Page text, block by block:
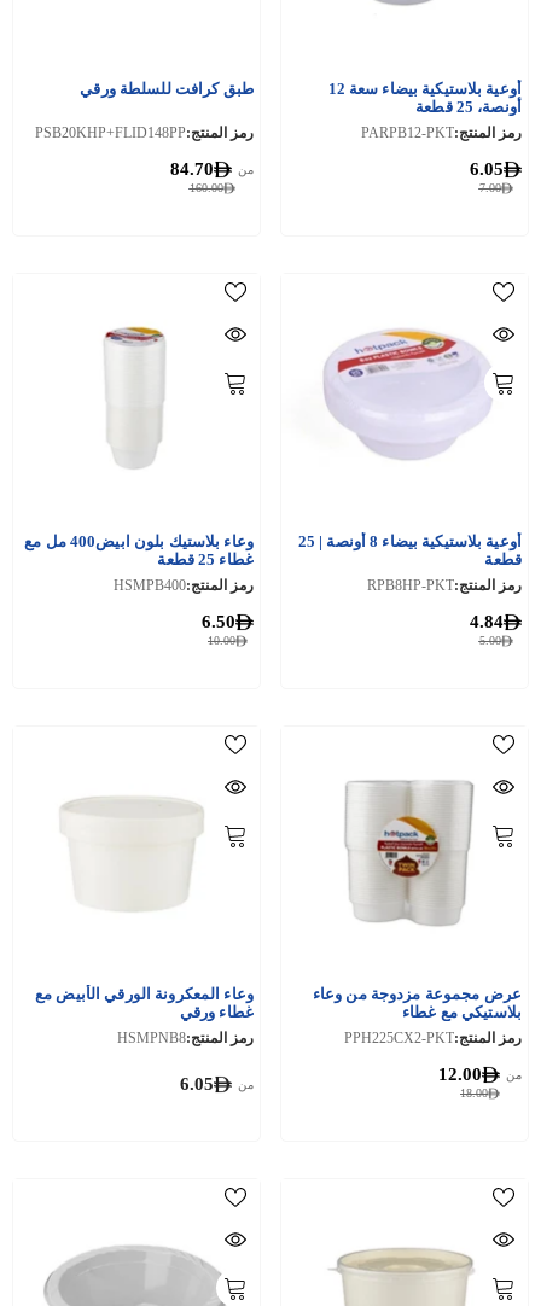
أوعية بلاستيكية بيضاء سعة 12
أونصة، 25 قطعة
رمز المنتج:PARPB12-PKT
7.00
6.05
طبق كرافت للسلطة ورقي
رمز المنتج:PSB20KHP+FLID148PP
160.00
من 84.70
أوعية بلاستيكية بيضاء 8 أونصة | 25
قطعة
رمز المنتج:RPB8HP-PKT
5.00
4.84
وعاء بلاستيك بلون ابيض400 مل مع
غطاء 25 قطعة
رمز المنتج:HSMPB400
10.00
6.50
عرض مجموعة مزدوجة من وعاء
بلاستيكي مع غطاء
رمز المنتج:PPH225CX2-PKT
18.00
من 12.00
وعاء المعكرونة الورقي الأبيض مع
غطاء ورقي
رمز المنتج:HSMPNB8
من 6.05